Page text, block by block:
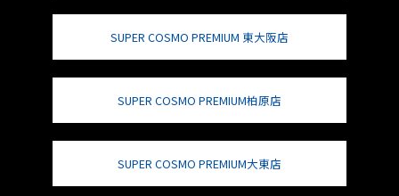
SUPER COSMO PREMIUM 東大阪店
SUPER COSMO PREMIUM柏原店
SUPER COSMO PREMIUM大東店